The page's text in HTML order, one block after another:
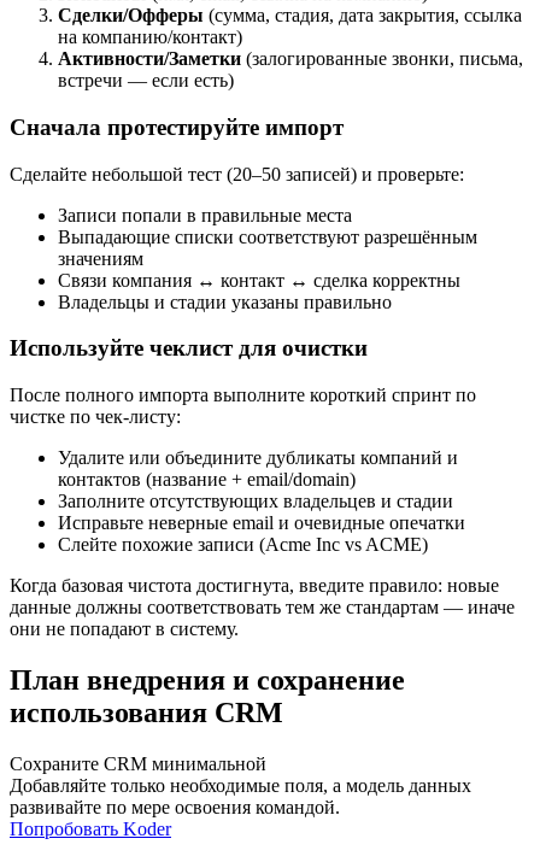
Сделки/Офферы (сумма, стадия, дата закрытия, ссылка
на компанию/контакт)
Активности/Заметки (залогированные звонки, письма,
встречи — если есть)
Сначала протестируйте импорт
Сделайте небольшой тест (20–50 записей) и проверьте:
Записи попали в правильные места
Выпадающие списки соответствуют разрешённым
значениям
Связи компания ↔ контакт ↔ сделка корректны
Владельцы и стадии указаны правильно
Используйте чеклист для очистки
После полного импорта выполните короткий спринт по
чистке по чек‑листу:
Удалите или объедините дубликаты компаний и
контактов (название + email/domain)
Заполните отсутствующих владельцев и стадии
Исправьте неверные email и очевидные опечатки
Слейте похожие записи (Acme Inc vs ACME)
Когда базовая чистота достигнута, введите правило: новые
данные должны соответствовать тем же стандартам — иначе
они не попадают в систему.
План внедрения и сохранение
использования CRM
Сохраните CRM минимальной
Добавляйте только необходимые поля, а модель данных
развивайте по мере освоения командой.
Попробовать Koder